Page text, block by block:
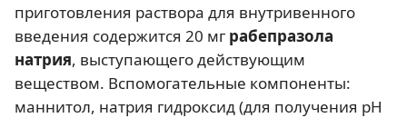
приготовления раствора для внутривенного
введения содержится 20 мг рабепразола
натрия, выступающего действующим
веществом. Вспомогательные компоненты:
маннитол, натрия гидроксид (для получения рН